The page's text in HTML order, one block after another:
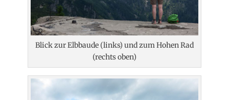
Blick zur Elbbaude (links) und zum Hohen Rad
(rechts oben)